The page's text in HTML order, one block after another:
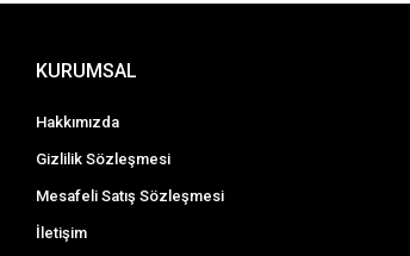
KURUMSAL
Hakkımızda
Gizlilik Sözleşmesi
Mesafeli Satış Sözleşmesi
İletişim